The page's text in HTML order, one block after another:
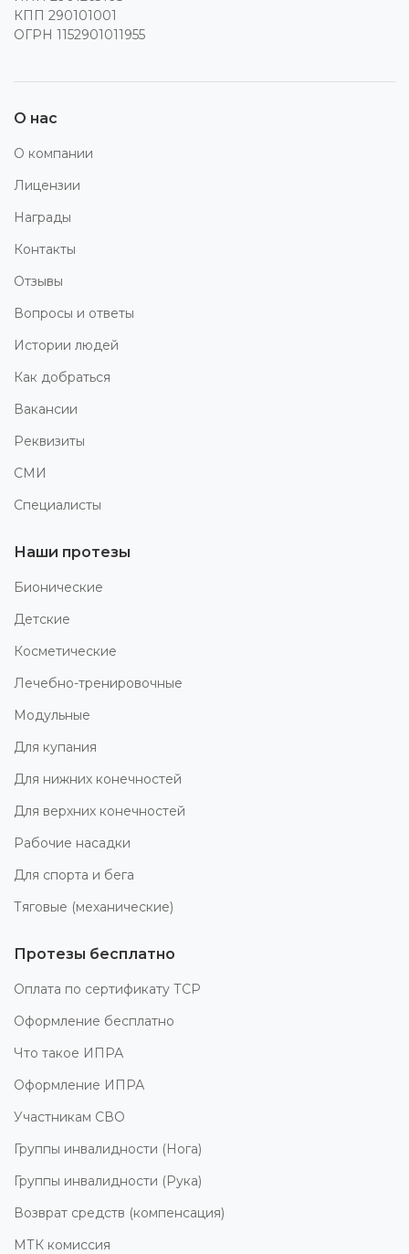
КПП 290101001
ОГРН 1152901011955
О нас
О компании
Лицензии
Награды
Контакты
Отзывы
Вопросы и ответы
Истории людей
Как добраться
Вакансии
Реквизиты
СМИ
Специалисты
Наши протезы
Бионические
Детские
Косметические
Лечебно-тренировочные
Модульные
Для купания
Для нижних конечностей
Для верхних конечностей
Рабочие насадки
Для спорта и бега
Тяговые (механические)
Протезы бесплатно
Оплата по сертификату ТСР
Оформление бесплатно
Что такое ИПРА
Оформление ИПРА
Участникам СВО
Группы инвалидности (Нога)
Группы инвалидности (Рука)
Возврат средств (компенсация)
МТК комиссия